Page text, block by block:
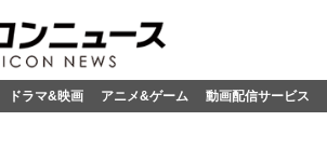
ドラマ&映画 アニメ&ゲーム 動画配信サービス